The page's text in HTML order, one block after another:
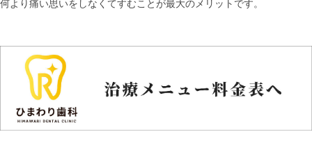
何より痛い思いをしなくてすむことが最大のメリットです。